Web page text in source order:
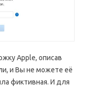
Apple, описав
и Вы не можете её
фиктивная. И для